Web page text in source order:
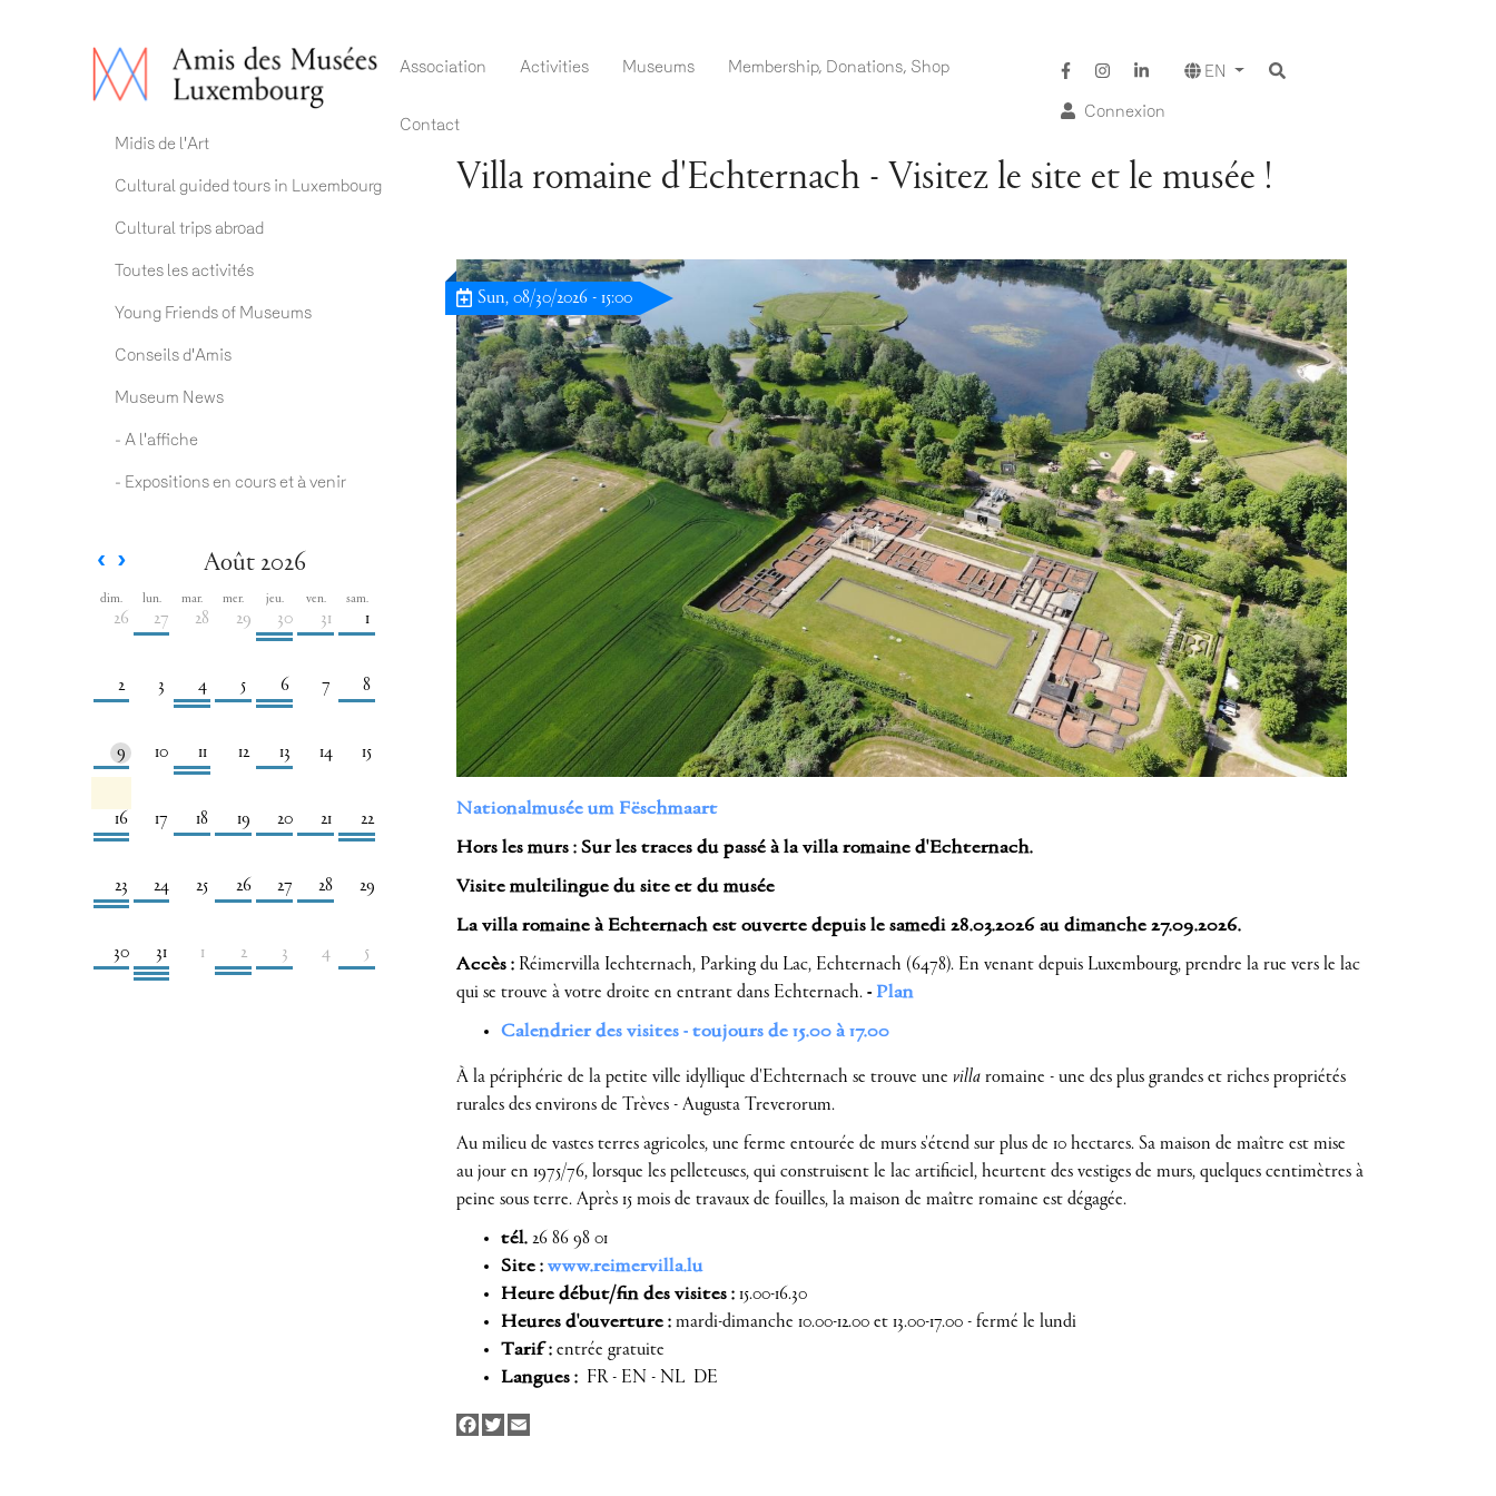
main
Main menu EN ADM
Association Activities Museums Membership, Donations, Shop
Contact
EN
Connexion
Actualités ADM
Midis de l'Art
Cultural guided tours in Luxembourg
Cultural trips abroad
Toutes les activités
Young Friends of Museums
Conseils d'Amis
Museum News
- A l'affiche
- Expositions en cours et à venir
Août 2026
dim. lun. mar. mer. jeu. ven. sam.
26 27 28 29 30 31 1
2 3 4 5 6 7 8
9 10 11 12 13 14 15
16 17 18 19 20 21 22
23 24 25 26 27 28 29
30 31 1 2 3 4 5
Villa romaine d'Echternach - Visitez le site et le musée !
Sun, 08/30/2026 - 15:00
Nationalmusée um Fëschmaart
Hors les murs : Sur les traces du passé à la villa romaine d'Echternach.
Visite multilingue du site et du musée
La villa romaine à Echternach est ouverte depuis le samedi 28.03.2026 au dimanche 27.09.2026.
Accès : Réimervilla Iechternach, Parking du Lac, Echternach (6478). En venant depuis Luxembourg, prendre la rue vers le lac
qui se trouve à votre droite en entrant dans Echternach. - Plan
Calendrier des visites - toujours de 15.00 à 17.00
À la périphérie de la petite ville idyllique d'Echternach se trouve une villaromaine - une des plus grandes et riches propriétés
rurales des environs de Trèves - Augusta Treverorum.
Au milieu de vastes terres agricoles, une ferme entourée de murs s'étend sur plus de 10 hectares. Sa maison de maître est mise
au jour en 1975/76, lorsque les pelleteuses, qui construisent le lac artificiel, heurtent des vestiges de murs, quelques centimètres à
peine sous terre. Après 15 mois de travaux de fouilles, la maison de maître romaine est dégagée.
tél. 26 86 98 01
Site : www.reimervilla.lu
Heure début/fin des visites : 15.00-16.30
Heures d'ouverture : mardi-dimanche 10.00-12.00 et 13.00-17.00 - fermé le lundi
Tarif : entrée gratuite
Langues : FR - EN - NL DE
Facebook
Twitter